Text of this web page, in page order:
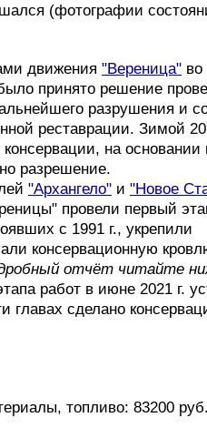
(фотографии
движения "Вереница" во
принято решение
разрушения и
реставрации. Зимой
на основании
разрешение.
"Архангело" и "Новое
провели первый
с 1991 г., укрепили
консервационную
отчёт читайте
работ в июне 2021 г.
главах сделано
топливо: 83200 руб.